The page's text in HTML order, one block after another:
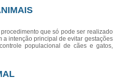
que só pode ser realizado
a intenção principal de evitar gestações
populacional de cães e gatos,